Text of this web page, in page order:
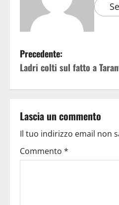
Precedente:
Ladri colti sul fatto a
Lascia un commento
Il tuo indirizzo email non
Commento *